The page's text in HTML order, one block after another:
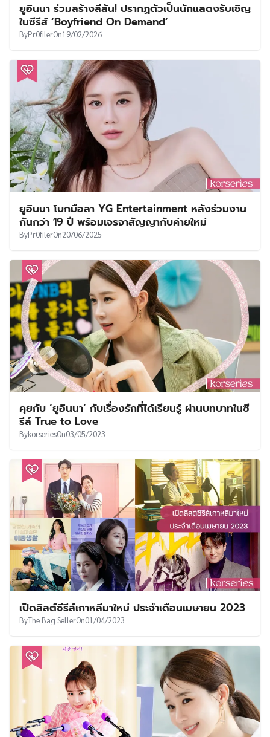
ยูอินนา ร่วมสร้างสีสัน! ปรากฏตัวเป็นนักแสดงรับเชิญ
ในซีรีส์ ‘Boyfriend On Demand’
ByPr0filerOn19/02/2026
ยูอินนา โบกมือลา YG Entertainment หลังร่วมงาน
กันกว่า 19 ปี พร้อมเจรจาสัญญากับค่ายใหม่
ByPr0filerOn20/06/2025
คุยกับ ‘ยูอินนา’ กับเรื่องรักที่ได้เรียนรู้ ผ่านบทบาทในซี
รีส์ True to Love
BykorseriesOn03/05/2023
เปิดลิสต์ซีรีส์เกาหลีมาใหม่ ประจำเดือนเมษายน 2023
ByThe Bag SellerOn01/04/2023